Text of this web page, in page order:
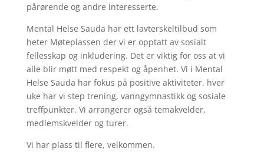
pårørende og andre interesserte.
Mental Helse Sauda har ett lavterskeltilbud som
heter Møteplassen der vi er opptatt av sosialt
fellesskap og inkludering. Det er viktig for oss at vi
alle blir møtt med respekt og åpenhet. Vi i Mental
Helse Sauda har fokus på positive aktiviteter, hver
uke har vi step trening, vanngymnastikk og sosiale
treffpunkter. Vi arrangerer også temakvelder,
medlemskvelder og turer.
Vi har plass til flere, velkommen.